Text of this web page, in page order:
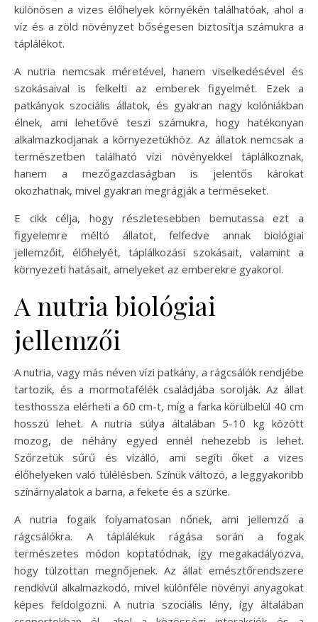
különösen a vizes élőhelyek környékén találhatóak, ahol a
víz és a zöld növényzet bőségesen biztosítja számukra a
táplálékot.
A nutria nemcsak méretével, hanem viselkedésével és
szokásaival is felkelti az emberek figyelmét. Ezek a
patkányok szociális állatok, és gyakran nagy kolóniákban
élnek, ami lehetővé teszi számukra, hogy hatékonyan
alkalmazkodjanak a környezetükhöz. Az állatok nemcsak a
természetben található vízi növényekkel táplálkoznak,
hanem a mezőgazdaságban is jelentős károkat
okozhatnak, mivel gyakran megrágják a terméseket.
E cikk célja, hogy részletesebben bemutassa ezt a
figyelemre méltó állatot, felfedve annak biológiai
jellemzőit, élőhelyét, táplálkozási szokásait, valamint a
környezeti hatásait, amelyeket az emberekre gyakorol.
A nutria biológiai
jellemzői
A nutria, vagy más néven vízi patkány, a rágcsálók rendjébe
tartozik, és a mormotafélék családjába sorolják. Az állat
testhossza elérheti a 60 cm-t, míg a farka körülbelül 40 cm
hosszú lehet. A nutria súlya általában 5-10 kg között
mozog, de néhány egyed ennél nehezebb is lehet.
Szőrzetük sűrű és vízálló, ami segíti őket a vizes
élőhelyeken való túlélésben. Színük változó, a leggyakoribb
színárnyalatok a barna, a fekete és a szürke.
A nutria fogaik folyamatosan nőnek, ami jellemző a
rágcsálókra. A táplálékuk rágása során a fogak
természetes módon koptatódnak, így megakadályozva,
hogy túlzottan megnőjenek. Az állat emésztőrendszere
rendkívül alkalmazkodó, mivel különféle növényi anyagokat
képes feldolgozni. A nutria szociális lény, így általában